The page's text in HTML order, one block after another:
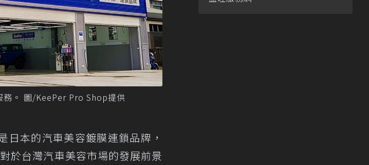
務。 圖/KeePer Pro Shop提供
日本的汽車美容鍍膜連鎖品牌，
於台灣汽車美容市場的發展前景